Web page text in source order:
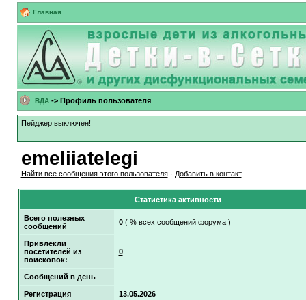
Главная
ВДА-> Профиль пользователя
Пейджер выключен!
emeliiatelegi
Найти все сообщения этого пользователя· Добавить в контакт
Статистика активности
Всего полезных
сообщений
0( % всех сообщений форума )
Привлекли
посетителей из
поисковок:
0
Сообщений в день
Регистрация 13.05.2026